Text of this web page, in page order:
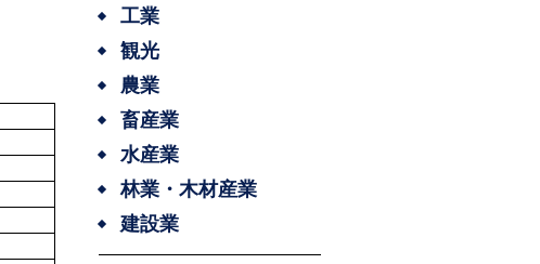
工業
観光
農業
畜産業
水産業
林業・木材産業
建設業